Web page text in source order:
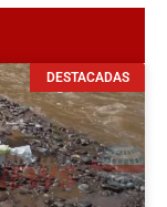
DESTACADAS